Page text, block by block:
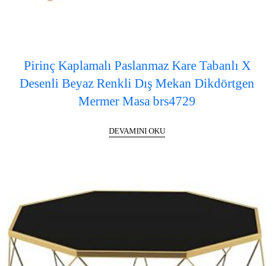
Pirinç Kaplamalı Paslanmaz Kare Tabanlı X
Desenli Beyaz Renkli Dış Mekan Dikdörtgen
Mermer Masa brs4729
DEVAMINI OKU